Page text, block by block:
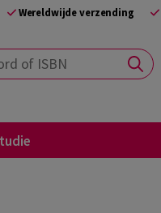
Wereldwijde verzending